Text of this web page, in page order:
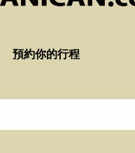
預約你的行程